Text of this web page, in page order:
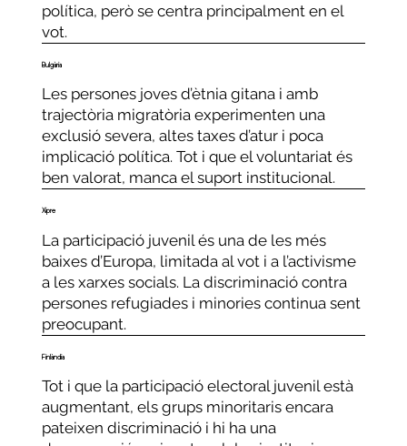
política, però se centra principalment en el
vot.
Bulgària
Les persones joves d’ètnia gitana i amb
trajectòria migratòria experimenten una
exclusió severa, altes taxes d’atur i poca
implicació política. Tot i que el voluntariat és
ben valorat, manca el suport institucional.
Xipre
La participació juvenil és una de les més
baixes d’Europa, limitada al vot i a l’activisme
a les xarxes socials. La discriminació contra
persones refugiades i minories continua sent
preocupant.
Finlàndia
Tot i que la participació electoral juvenil està
augmentant, els grups minoritaris encara
pateixen discriminació i hi ha una